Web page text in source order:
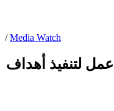
/ Media Watch
لتنفيذ أهداف